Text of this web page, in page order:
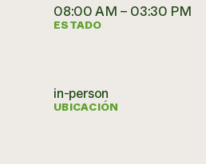
08:00 AM – 03:30 PM
ESTADO
in-person
UBICACIÓN